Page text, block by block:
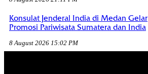
Konsulat Jenderal India di Medan Gelar
Promosi Pariwisata Sumatera dan India
8 August 2026 15:02 PM